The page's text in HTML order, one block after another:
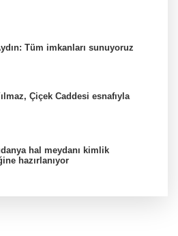
Tüm imkanları sunuyoruz
Çiçek Caddesi esnafıyla
hal meydanı kimlik
hazırlanıyor